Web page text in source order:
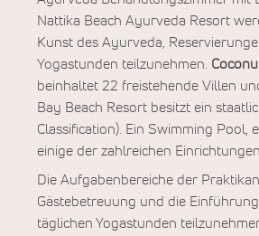
Nattika Beach Ayurveda Resort
Kunst des Ayurveda,
Yogastunden teilzunehmen.
beinhaltet 22 freistehende Villen
Bay Beach Resort besitzt ein
Classification). Ein Swimming
einige der zahlreichen
Die Aufgabenbereiche der
Gästebetreuung und die
täglichen Yogastunden